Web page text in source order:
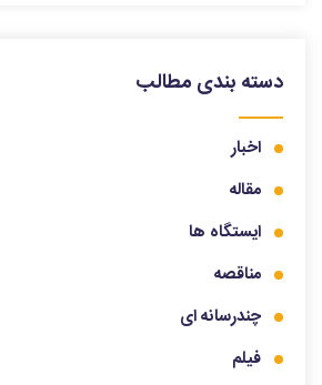
دسته بندی مطالب
اخبار
مقاله
ایستگاه ها
مناقصه
چندرسانه ای
فیلم